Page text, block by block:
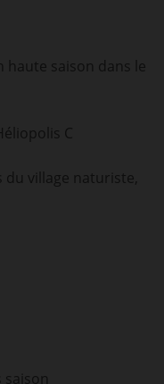
haute saison dans le
C
du village naturiste,
saison